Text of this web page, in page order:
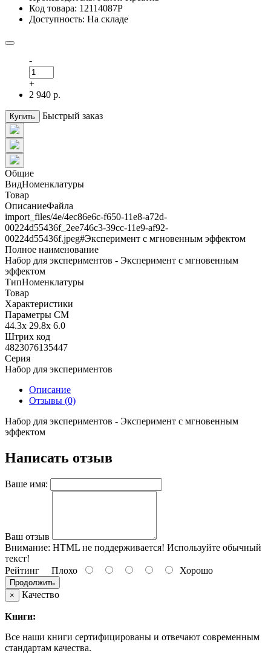
Код товара: 12114087Р
Доступность: На складе
-
+
2 940 р.
Купить Быстрый заказ
Общие
ВидНоменклатуры
Товар
ОписаниеФайла
import_files/4e/4ec86e6c-f650-11e8-a72d-
00224d55436f_2ee746c3-39cc-11e9-af92-
00224d55436f.jpeg#Эксперимент с мгновенным эффектом
Полное наименование
Набор для экспериментов - Эксперимент с мгновенным
эффектом
ТипНоменклатуры
Товар
Характеристики
Параметры СМ
44.3x 29.8x 6.0
Штрих код
4823076135447
Серия
Набор для экспериментов
Описание
Отзывы (0)
Набор для экспериментов - Эксперимент с мгновенным
эффектом
Написать отзыв
Ваше имя:
Ваш отзыв
Внимание: HTML не поддерживается! Используйте обычный
текст!
Рейтинг Плохо Хорошо
Продолжить
×
Качество
Книги:
Все наши книги сертифицированы и отвечают современным
стандартам качества.